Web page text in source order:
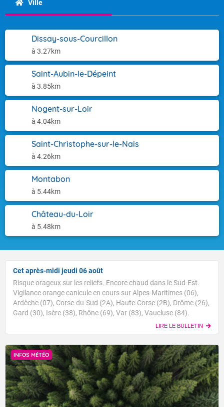
Ville
Dissay-sous-Courcillon
à 3.27km
Saint-Aubin-le-Dépeint
à 3.85km
Nogent-sur-Loir
à 4.04km
Saint-Christophe-sur-le-Nais
à 4.26km
Montabon
à 5.44km
Château-du-Loir
à 5.48km
Cet après-midi jeudi 06 août
Risque orageux sur les reliefs. Encore chaud dans le Sud-Est.
Vigilance orange canicule en cours sur Alpes-Maritimes (06),
Ardèche (07), Corse-du-Sud (2A), Haute-Corse (2B), Drôme (26),
Gard (30), Isère (38), Rhône (69), Var (83), Vaucluse (84).
LIRE LE BULLETIN
INFOS MÉTÉO